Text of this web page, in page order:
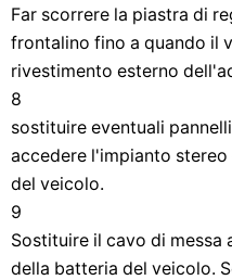
Far scorrere la piastra di
frontalino fino a quando il
rivestimento esterno
8
sostituire eventuali
accedere l'impianto
del veicolo.
9
Sostituire il cavo di messa
della batteria del veicolo.